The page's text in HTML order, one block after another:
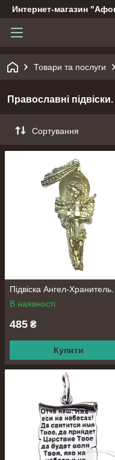
Интернет-магазин
Товари та послуги
Православні
Сортування
Підвіска Ангел-Хранитель.
В наявності
485 ₴
Купити